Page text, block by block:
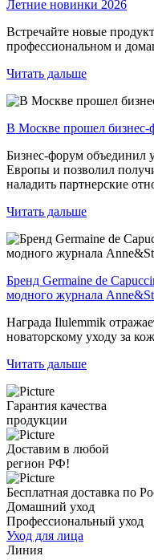
Летние новинки 2026
Встречайте новые
профессиональном и
Читать дальше
В Москве прошел
Бизнес-форум объединил
Европы и позволил
наладить партнерские
Читать дальше
Бренд Germaine de
модного журнала
Награда Ilulemmik
новаторскому уходу за
Читать дальше
Гарантия качества
продукции
Доставим в любой
регион РФ!
Бесплатная доставка по
Домашний уход
Профессиональный уход
Уход для лица
Линия